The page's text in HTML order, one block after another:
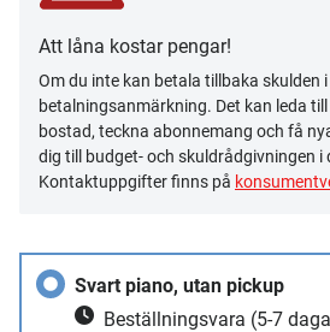
Att låna kostar pengar!
Om du inte kan betala tillbaka skulden
betalningsanmärkning. Det kan leda
bostad, teckna abonnemang och få
dig till budget- och skuldrådgivningen i
Kontaktuppgifter finns på
Svart piano, utan pickup
Beställningsvara (5-7